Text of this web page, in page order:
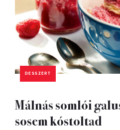
DESSZERT
Málnás somlói
sosem kóstoltad